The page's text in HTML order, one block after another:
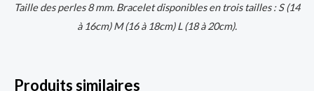
Taille des perles 8 mm. Bracelet disponibles en trois tailles : S (14
à 16cm) M (16 à 18cm) L (18 à 20cm).
Produits similaires